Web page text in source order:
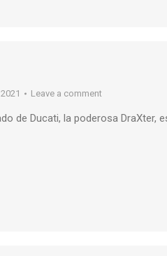
Leave a comment
de Ducati, la poderosa DraXter,